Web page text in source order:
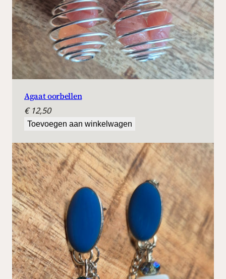
Agaat oorbellen
€12,50
Toevoegen aan winkelwagen